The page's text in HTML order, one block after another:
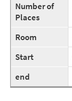
Number of
Places
Room
Start
end